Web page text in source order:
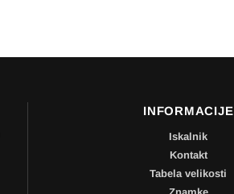
INFORMACIJE
Iskalnik
Kontakt
Tabela velikosti